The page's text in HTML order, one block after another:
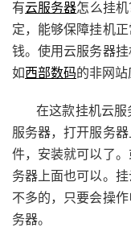
有云服务器怎么挂
定，能够保障挂机
钱。使用云服务器
如西部数码的非网站
在这款挂机云
服务器，打开服务
件，安装就可以了
务器上面也可以。
不多的，只要会操
务器。